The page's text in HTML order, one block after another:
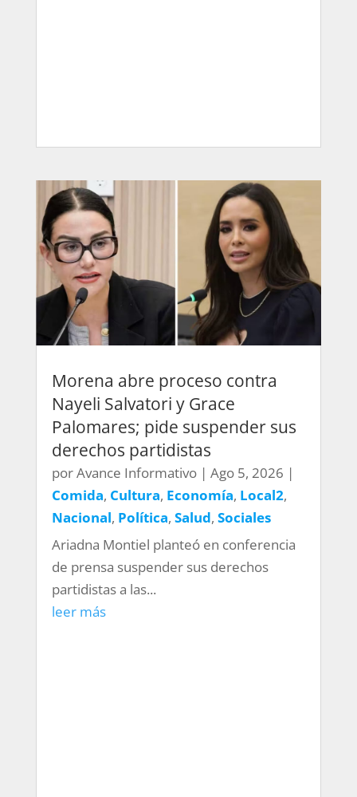
Morena abre proceso contra
Nayeli Salvatori y Grace
Palomares; pide suspender sus
derechos partidistas
porAvance Informativo| Ago 5, 2026 |
Comida, Cultura, Economía, Local2,
Nacional, Política, Salud, Sociales
Ariadna Montiel planteó en conferencia
de prensa suspender sus derechos
partidistas a las...
leer más